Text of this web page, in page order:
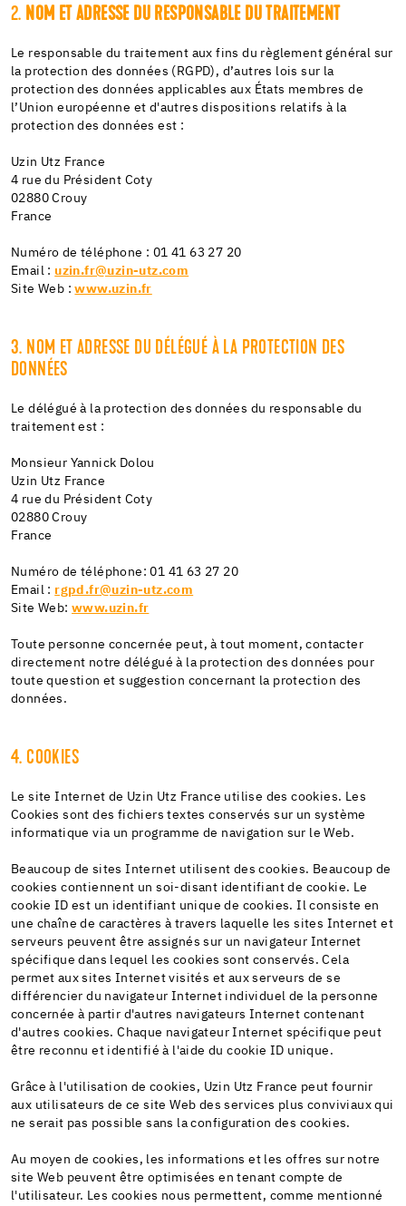
2. NOM ET ADRESSE DU RESPONSABLE DU TRAITEMENT
Le responsable du traitement aux fins du règlement général sur
la protection des données (RGPD), d’autres lois sur la
protection des données applicables aux États membres de
l’Union européenne et d'autres dispositions relatifs à la
protection des données est :
Uzin Utz France
4 rue du Président Coty
02880 Crouy
France
Numéro de téléphone : 01 41 63 27 20
Email :uzin.fr@uzin-utz.com
Site Web :www.uzin.fr
3. NOM ET ADRESSE DU DÉLÉGUÉ À LA PROTECTION DES
DONNÉES
Le délégué à la protection des données du responsable du
traitement est :
Monsieur Yannick Dolou
Uzin Utz France
4 rue du Président Coty
02880 Crouy
France
Numéro de téléphone: 01 41 63 27 20
Email : rgpd.fr@uzin-utz.com
Site Web: www.uzin.fr
Toute personne concernée peut, à tout moment, contacter
directement notre délégué à la protection des données pour
toute question et suggestion concernant la protection des
données.
4. COOKIES
Le site Internet de Uzin Utz France utilise des cookies. Les
Cookies sont des fichiers textes conservés sur un système
informatique via un programme de navigation sur le Web.
Beaucoup de sites Internet utilisent des cookies. Beaucoup de
cookies contiennent un soi-disant identifiant de cookie. Le
cookie ID est un identifiant unique de cookies. Il consiste en
une chaîne de caractères à travers laquelle les sites Internet et
serveurs peuvent être assignés sur un navigateur Internet
spécifique dans lequel les cookies sont conservés. Cela
permet aux sites Internet visités et aux serveurs de se
différencier du navigateur Internet individuel de la personne
concernée à partir d'autres navigateurs Internet contenant
d'autres cookies. Chaque navigateur Internet spécifique peut
être reconnu et identifié à l'aide du cookie ID unique.
Grâce à l'utilisation de cookies, Uzin Utz France peut fournir
aux utilisateurs de ce site Web des services plus conviviaux qui
ne serait pas possible sans la configuration des cookies.
Au moyen de cookies, les informations et les offres sur notre
site Web peuvent être optimisées en tenant compte de
l'utilisateur. Les cookies nous permettent, comme mentionné